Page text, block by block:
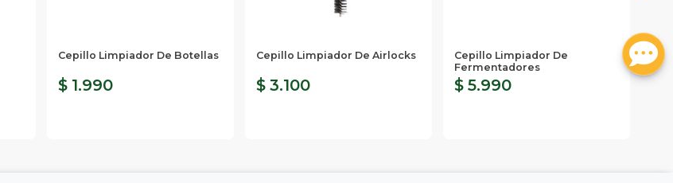
Cepillo Limpiador De Botellas
$ 1.990
Cepillo Limpiador De Airlocks
$ 3.100
Cepillo Limpiador De
Fermentadores
$ 5.990